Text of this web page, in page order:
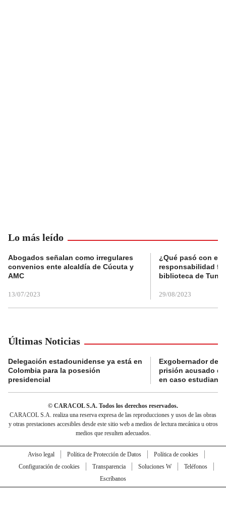
Lo más leído
Abogados señalan como irregulares
convenios ente alcaldía de Cúcuta y
AMC
13/07/2023
¿Qué pasó con el
responsabilidad
biblioteca de
29/08/2023
Últimas Noticias
Delegación estadounidense ya está en
Colombia para la posesión
presidencial
Exgobernador de
prisión acusado
en caso
© CARACOL S.A. Todos los derechos reservados.
CARACOL S.A. realiza una reserva expresa de las reproducciones y usos de las obras
y otras prestaciones accesibles desde este sitio web a medios de lectura mecánica u otros
medios que resulten adecuados.
Aviso legal Política de Protección de Datos
Política de cookies
Configuración de cookies
Transparencia Soluciones W
Teléfonos
Escríbanos